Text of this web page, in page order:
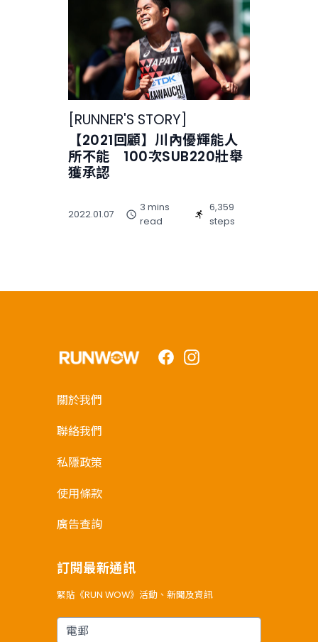
RUNNER'S STORY
【2021回顧】川內優輝能人
所不能 100次SUB220壯舉
獲承認
2022.01.07
3 mins
read
6,359
steps
FacebookInstagram
關於我們
聯絡我們
私隱政策
使用條款
廣告查詢
訂閱最新通訊
緊貼《RUN WOW》活動、新聞及資訊
電郵